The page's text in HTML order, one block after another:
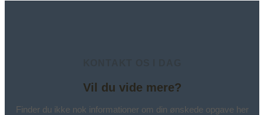
Vil du vide mere?
Finder du ikke nok informationer om din ønskede opgave her